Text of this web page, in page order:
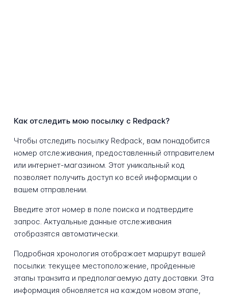
Как отследить мою посылку с Redpack?
Чтобы отследить посылку Redpack, вам понадобится
номер отслеживания, предоставленный отправителем
или интернет-магазином. Этот уникальный код
позволяет получить доступ ко всей информации о
вашем отправлении.
Введите этот номер в поле поиска и подтвердите
запрос. Актуальные данные отслеживания
отобразятся автоматически.
Подробная хронология отображает маршрут вашей
посылки: текущее местоположение, пройденные
этапы транзита и предполагаемую дату доставки. Эта
информация обновляется на каждом новом этапе,